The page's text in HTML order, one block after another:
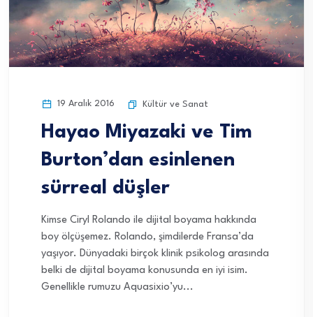
19 Aralık 2016 Kültür ve Sanat
Hayao Miyazaki ve Tim
Burton’dan esinlenen
sürreal düşler
Kimse Ciryl Rolando ile dijital boyama hakkında
boy ölçüşemez. Rolando, şimdilerde Fransa’da
yaşıyor. Dünyadaki birçok klinik psikolog arasında
belki de dijital boyama konusunda en iyi isim.
Genellikle rumuzu Aquasixio’yu...